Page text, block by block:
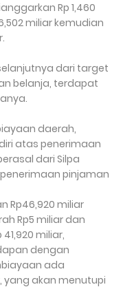
Rp 1,460
miliar kemudian
dari target
belanja, terdapat
daerah,
atas penerimaan
dari Silpa
pinjaman
Rp46,920 miliar
Rp5 miliar dan
miliar,
dengan
ada
yang akan menutupi